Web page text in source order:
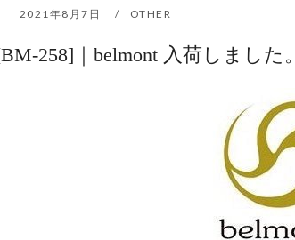
2021年8月7日 OTHER
258]｜belmont 入荷しました。